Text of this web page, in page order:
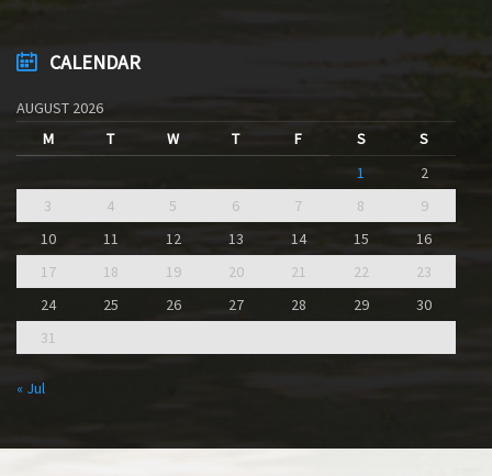
CALENDAR
AUGUST 2026
M
T W T F S
S
1
2
3
4 5 6 7 8
9
10
11 12 13 14 15
16
17
18 19 20 21 22
23
24
25 26 27 28 29
30
31
« Jul